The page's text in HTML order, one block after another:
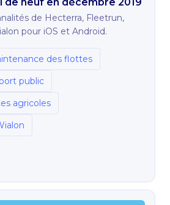
de Hecterra, Fleetrun,
pour iOS et Android.
des flottes
public
agricoles